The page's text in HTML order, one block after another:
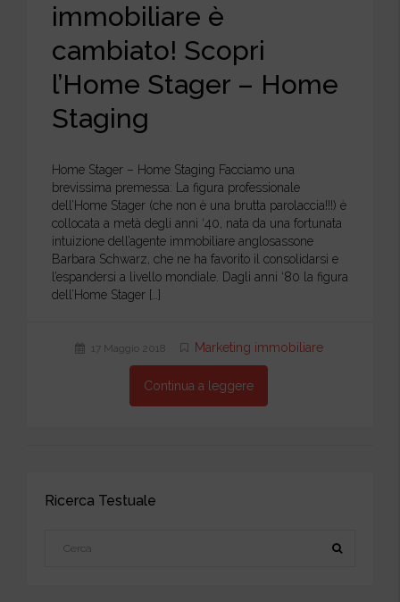
immobiliare è
cambiato! Scopri
l’Home Stager – Home
Staging
Home Stager – Home Staging Facciamo una
brevissima premessa: La figura professionale
dell’Home Stager (che non è una brutta parolaccia!!!) è
collocata a metà degli anni ‘40, nata da una fortunata
intuizione dell’agente immobiliare anglosassone
Barbara Schwarz, che ne ha favorito il consolidarsi e
l’espandersi a livello mondiale. Dagli anni ‘80 la figura
dell’Home Stager […]
17 Maggio 2018 Marketing immobiliare
Continua a leggere
Ricerca Testuale